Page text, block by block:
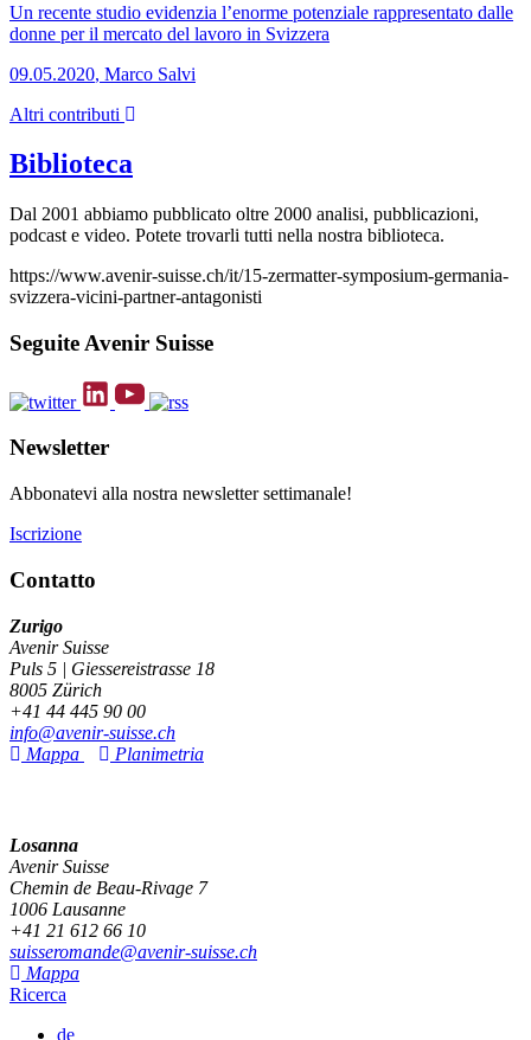
Un recente studio evidenzia l’enorme potenziale rappresentato dalle
donne per il mercato del lavoro in Svizzera
09.05.2020, Marco Salvi
Altri contributi
Biblioteca
Dal 2001 abbiamo pubblicato oltre 2000 analisi, pubblicazioni,
podcast e video. Potete trovarli tutti nella nostra biblioteca.
https://www.avenir-suisse.ch/it/15-zermatter-symposium-germania-
svizzera-vicini-partner-antagonisti
Seguite Avenir Suisse
Newsletter
Abbonatevi alla nostra newsletter settimanale!
Iscrizione
Contatto
Zurigo
Avenir Suisse
Puls 5 | Giessereistrasse 18
8005 Zürich
+41 44 445 90 00
info@avenir-suisse.ch
Mappa
Planimetria
Losanna
Avenir Suisse
Chemin de Beau-Rivage 7
1006 Lausanne
+41 21 612 66 10
suisseromande@avenir-suisse.ch
Mappa
Ricerca
de